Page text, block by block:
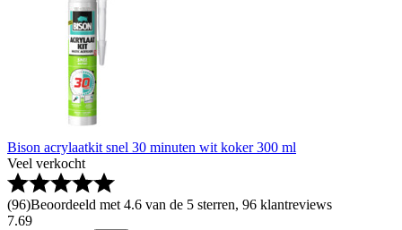
Bison acrylaatkit snel 30 minuten wit koker 300 ml
Veel verkocht
(96)Beoordeeld met 4.6 van de 5 sterren, 96 klantreviews
7.69